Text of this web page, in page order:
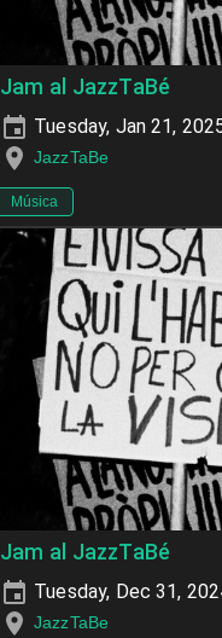
Jam al JazzTaBé
Tuesday, Jan 21,
JazzTaBe
Música
Jam al JazzTaBé
Tuesday, Dec 31,
JazzTaBe